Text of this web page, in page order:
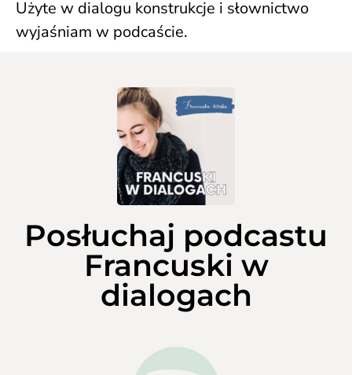
Użyte w dialogu konstrukcje i słownictwo
wyjaśniam w podcaście.
Posłuchaj podcastu
Francuski w
dialogach